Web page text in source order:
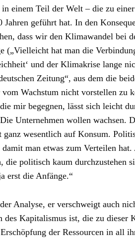
einem Teil der Welt – die zu
Jahren geführt hat. In den
dass wir den Klimawandel bei
(„Vielleicht hat man die
und der Klimakrise lange
Zeitung“, aus dem die
Wachstum nicht vorstellen zu
mir begegnen, lässt sich leicht
Unternehmen wollen wachsen.
ganz wesentlich auf Konsum.
man etwas zum Verteilen
politisch kaum durchzustehen
erst die Anfänge.“
Analyse, er verschweigt auch
des Kapitalismus ist, die zu dieser
der Ressourcen in all